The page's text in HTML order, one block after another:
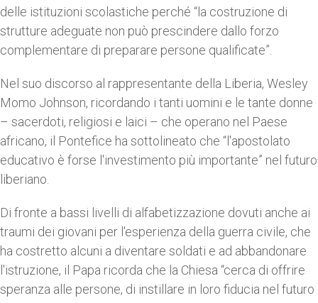
delle istituzioni scolastiche perché “la costruzione di
strutture adeguate non può prescindere dallo forzo
complementare di preparare persone qualificate”.
Nel suo discorso al rappresentante della Liberia, Wesley
Momo Johnson, ricordando i tanti uomini e le tante donne
– sacerdoti, religiosi e laici – che operano nel Paese
africano, il Pontefice ha sottolineato che “l'apostolato
educativo è forse l'investimento più importante” nel futuro
liberiano.
Di fronte a bassi livelli di alfabetizzazione dovuti anche ai
traumi dei giovani per l'esperienza della guerra civile, che
ha costretto alcuni a diventare soldati e ad abbandonare
l'istruzione, il Papa ricorda che la Chiesa “cerca di offrire
speranza alle persone, di instillare in loro fiducia nel futuro